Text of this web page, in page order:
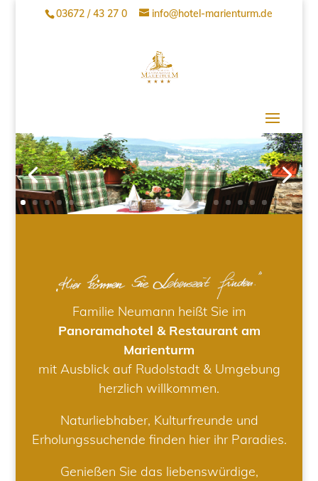
03672 / 43 27 0 info@hotel-marienturm.de
Familie Neumann heißt Sie im
Panoramahotel & Restaurant am
Marienturm
mit Ausblick auf Rudolstadt & Umgebung
herzlich willkommen.
Naturliebhaber, Kulturfreunde und
Erholungssuchende finden hier ihr Paradies.
Genießen Sie das liebenswürdige,